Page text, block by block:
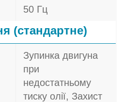
50 Гц
(стандартне)
Зупинка двигуна
при
недостатньому
тиску олії, Захист